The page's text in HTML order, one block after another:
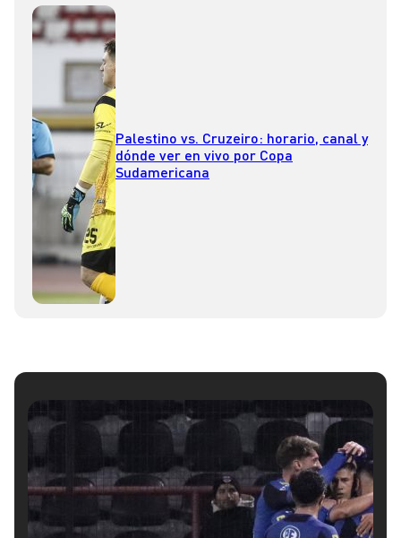
Palestino vs. Cruzeiro: horario, canal y
dónde ver en vivo por Copa
Sudamericana